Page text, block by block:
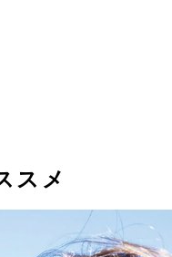
中井優希、芹沢潤、長
撮影／佐藤佑一 価格／
大きなバストが魅力的
めた一冊。フレッシュ
!!』 和地つかさ 撮影／
年、初めて週プレで撮
ビアを収録。どちらを
トばかり。煩悩で頭が
スメ